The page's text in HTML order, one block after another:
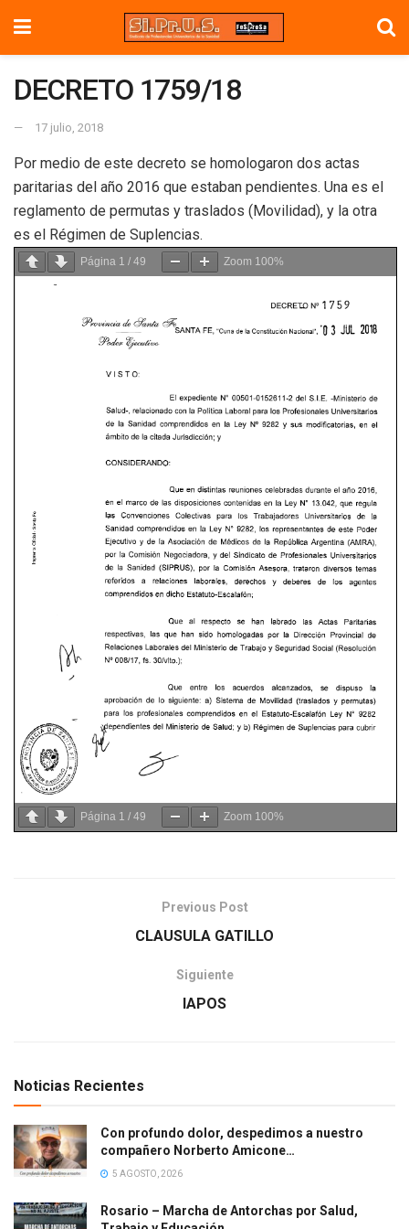
DECRETO 1759/18
17 julio, 2018
Por medio de este decreto se homologaron dos actas
paritarias del año 2016 que estaban pendientes. Una es el
reglamento de permutas y traslados (Movilidad), y la otra
es el Régimen de Suplencias.
Página 1 / 49 Zoom 100%
Página 1 / 49 Zoom 100%
Previous Post
CLAUSULA GATILLO
Siguiente
IAPOS
Noticias Recientes
Con profundo dolor, despedimos a nuestro
compañero Norberto Amicone…
5 AGOSTO, 2026
Rosario – Marcha de Antorchas por Salud,